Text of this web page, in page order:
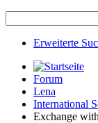
Erweiterte
Forum
Lena
International
Exchange